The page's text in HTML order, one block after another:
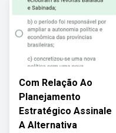
Com Relação Ao
Planejamento
Estratégico Assinale
A Alternativa